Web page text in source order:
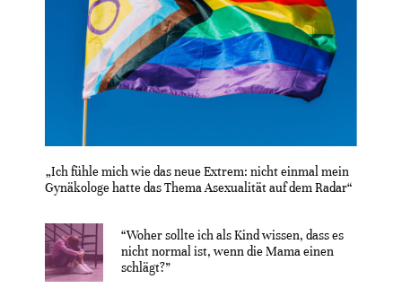
„Ich fühle mich wie das neue Extrem: nicht einmal mein
Gynäkologe hatte das Thema Asexualität auf dem Radar“
“Woher sollte ich als Kind wissen, dass es
nicht normal ist, wenn die Mama einen
schlägt?”